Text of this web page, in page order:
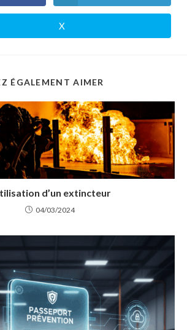
X
ÉGALEMENT AIMER
d’un extincteur
04/03/2024